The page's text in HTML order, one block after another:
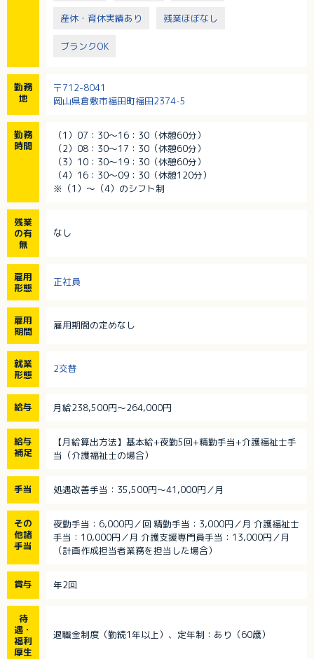
産休・育休実績あり 残業ほぼなし
ブランクOK
勤務
地
〒712-8041
岡山県倉敷市福田町福田2374-5
勤務
時間
（1）07：30～16：30（休憩60分）
（2）08：30～17：30（休憩60分）
（3）10：30～19：30（休憩60分）
（4）16：30～09：30（休憩120分）
※（1）～（4）のシフト制
残業
の有
無
なし
雇用
形態
正社員
雇用
期間
雇用期間の定めなし
就業
形態
2交替
給与 月給238,500円～264,000円
給与
補足
【月給算出方法】基本給+夜勤5回+精勤手当+介護福祉士手
当（介護福祉士の場合）
手当 処遇改善手当：35,500円～41,000円／月
その
他諸
手当
夜勤手当：6,000円／回 精勤手当：3,000円／月 介護福祉士
手当：10,000円／月 介護支援専門員手当：13,000円／月
（計画作成担当者業務を担当した場合）
賞与 年2回
待
遇・
福利
厚生
退職金制度（勤続1年以上）、定年制：あり（60歳）